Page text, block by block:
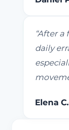
“After a
daily
Elena C.